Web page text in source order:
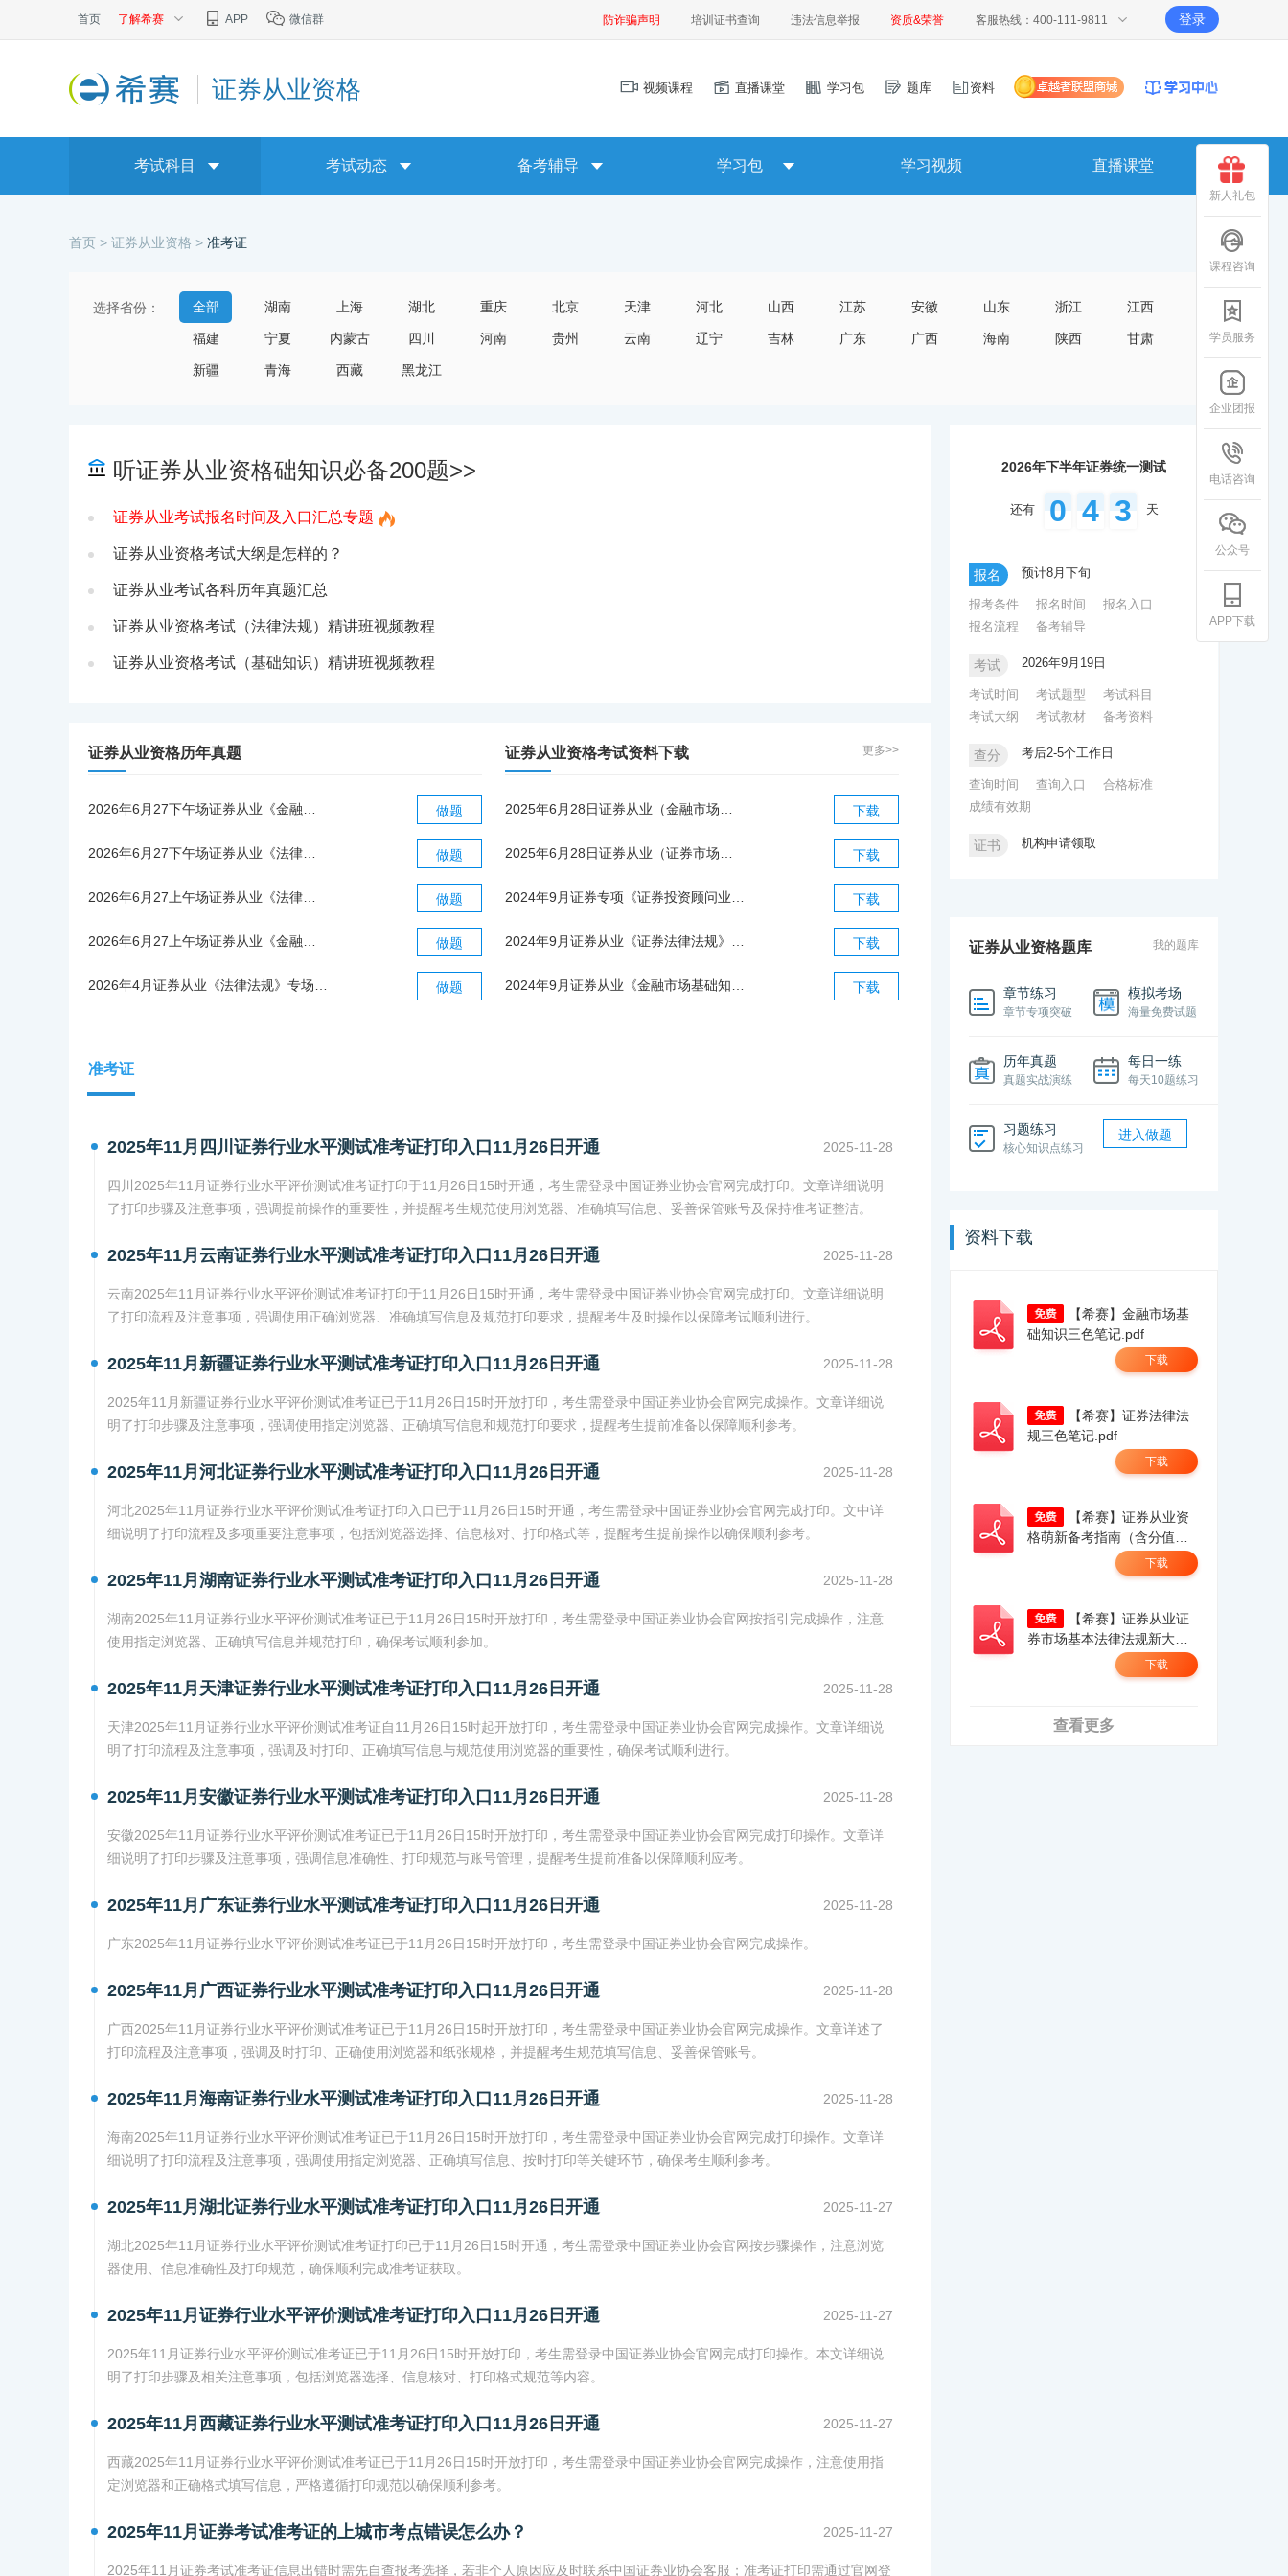
首页 了解希赛 APP 微信群 防诈骗声明 培训证书查询 违法信息举报 资质&荣誉 客服热线：400-111-9811 登录
证券从业资格 视频课程 直播课堂 学习包 题库 资料
考试科目 考试动态 备考辅导 学习包 学习视频 直播课堂
首页 > 证券从业资格 > 准考证
选择省份： 全部 湖南 上海 湖北 重庆 北京 天津 河北 山西 江苏 安徽 山东 浙江 江西
福建 宁夏 内蒙古 四川 河南 贵州 云南 辽宁 吉林 广东 广西 海南 陕西 甘肃
新疆 青海 西藏 黑龙江
听证券从业资格础知识必备200题>>
证券从业考试报名时间及入口汇总专题
证券从业资格考试大纲是怎样的？
证券从业考试各科历年真题汇总
证券从业资格考试（法律法规）精讲班视频教程
证券从业资格考试（基础知识）精讲班视频教程
证券从业资格历年真题
2026年6月27下午场证券从业《金融市场基础知识》统考考试真题（考生回忆版） 做题
2026年6月27下午场证券从业《法律法规》统考考试真题（考生回忆版） 做题
2026年6月27上午场证券从业《法律法规》统考考试真题（考生回忆版） 做题
2026年6月27上午场证券从业《金融市场基础知识》统考考试真题（考生回忆版） 做题
2026年4月证券从业《法律法规》专场考试真题回忆版 做题
证券从业资格考试资料下载 更多>>
2025年6月28日证券从业（金融市场基础知识）真题.pdf 下载
2025年6月28日证券从业（证券市场基本法律法规）真题.pdf 下载
2024年9月证券专项《证券投资顾问业务》真题及答案 下载
2024年9月证券从业《证券法律法规》真题及答案 下载
2024年9月证券从业《金融市场基础知识》真题及答案 下载
准考证
2025年11月四川证券行业水平测试准考证打印入口11月26日开通 2025-11-28
四川2025年11月证券行业水平评价测试准考证打印于11月26日15时开通，考生需登录中国证券业协会官网完成打印。文章详细说明
了打印步骤及注意事项，强调提前操作的重要性，并提醒考生规范使用浏览器、准确填写信息、妥善保管账号及保持准考证整洁。
2025年11月云南证券行业水平测试准考证打印入口11月26日开通 2025-11-28
云南2025年11月证券行业水平评价测试准考证打印于11月26日15时开通，考生需登录中国证券业协会官网完成打印。文章详细说明
了打印流程及注意事项，强调使用正确浏览器、准确填写信息及规范打印要求，提醒考生及时操作以保障考试顺利进行。
2025年11月新疆证券行业水平测试准考证打印入口11月26日开通 2025-11-28
2025年11月新疆证券行业水平评价测试准考证已于11月26日15时开放打印，考生需登录中国证券业协会官网完成操作。文章详细说
明了打印步骤及注意事项，强调使用指定浏览器、正确填写信息和规范打印要求，提醒考生提前准备以保障顺利参考。
2025年11月河北证券行业水平测试准考证打印入口11月26日开通 2025-11-28
河北2025年11月证券行业水平评价测试准考证打印入口已于11月26日15时开通，考生需登录中国证券业协会官网完成打印。文中详
细说明了打印流程及多项重要注意事项，包括浏览器选择、信息核对、打印格式等，提醒考生提前操作以确保顺利参考。
2025年11月湖南证券行业水平测试准考证打印入口11月26日开通 2025-11-28
湖南2025年11月证券行业水平评价测试准考证已于11月26日15时开放打印，考生需登录中国证券业协会官网按指引完成操作，注意
使用指定浏览器、正确填写信息并规范打印，确保考试顺利参加。
2025年11月天津证券行业水平测试准考证打印入口11月26日开通 2025-11-28
天津2025年11月证券行业水平评价测试准考证自11月26日15时起开放打印，考生需登录中国证券业协会官网完成操作。文章详细说
明了打印流程及注意事项，强调及时打印、正确填写信息与规范使用浏览器的重要性，确保考试顺利进行。
2025年11月安徽证券行业水平测试准考证打印入口11月26日开通 2025-11-28
安徽2025年11月证券行业水平评价测试准考证已于11月26日15时开放打印，考生需登录中国证券业协会官网完成打印操作。文章详
细说明了打印步骤及注意事项，强调信息准确性、打印规范与账号管理，提醒考生提前准备以保障顺利应考。
2025年11月广东证券行业水平测试准考证打印入口11月26日开通 2025-11-28
广东2025年11月证券行业水平评价测试准考证已于11月26日15时开放打印，考生需登录中国证券业协会官网完成操作。
2025年11月广西证券行业水平测试准考证打印入口11月26日开通 2025-11-28
广西2025年11月证券行业水平评价测试准考证已于11月26日15时开放打印，考生需登录中国证券业协会官网完成操作。文章详述了
打印流程及注意事项，强调及时打印、正确使用浏览器和纸张规格，并提醒考生规范填写信息、妥善保管账号。
2025年11月海南证券行业水平测试准考证打印入口11月26日开通 2025-11-28
海南2025年11月证券行业水平评价测试准考证已于11月26日15时开放打印，考生需登录中国证券业协会官网完成打印操作。文章详
细说明了打印流程及注意事项，强调使用指定浏览器、正确填写信息、按时打印等关键环节，确保考生顺利参考。
2025年11月湖北证券行业水平测试准考证打印入口11月26日开通 2025-11-27
湖北2025年11月证券行业水平评价测试准考证打印已于11月26日15时开通，考生需登录中国证券业协会官网按步骤操作，注意浏览
器使用、信息准确性及打印规范，确保顺利完成准考证获取。
2025年11月证券行业水平评价测试准考证打印入口11月26日开通 2025-11-27
2025年11月证券行业水平评价测试准考证已于11月26日15时开放打印，考生需登录中国证券业协会官网完成打印操作。本文详细说
明了打印步骤及相关注意事项，包括浏览器选择、信息核对、打印格式规范等内容。
2025年11月西藏证券行业水平测试准考证打印入口11月26日开通 2025-11-27
西藏2025年11月证券行业水平评价测试准考证已于11月26日15时开放打印，考生需登录中国证券业协会官网完成操作，注意使用指
定浏览器和正确格式填写信息，严格遵循打印规范以确保顺利参考。
2025年11月证券考试准考证的上城市考点错误怎么办？ 2025-11-27
2025年11月证券考试准考证信息出错时需先自查报考选择，若非个人原因应及时联系中国证券业协会客服；准考证打印需通过官网登
2026年下半年证券统一测试
还有 0 4 3 天
报名 预计8月下旬
报考条件 报名时间
报名入口
报名流程
备考辅导
考试 2026年9月19日
考试时间 考试题型
考试科目
考试大纲
考试教材 备考资料
查分 考后2-5个工作日
查询时间 查询入口
合格标准
成绩有效期
证书 机构申请领取
证券从业资格题库 我的题库
章节练习
章节专项突破
模拟考场
海量免费试题
历年真题
真题实战演练
每日一练
每天10题练习
习题练习
核心知识点练习
进入做题
资料下载
【希赛】金融市场基
础知识三色笔记.pdf
下载
【希赛】证券法律法
规三色笔记.pdf
下载
【希赛】证券从业资
格萌新备考指南（含分值分
布全流程一本通）.pdf下载
【希赛】证券从业证
券市场基本法律法规新大
下载
查看更多
新人礼包
课程咨询
学员服务
企业团报
电话咨询
公众号
APP下载